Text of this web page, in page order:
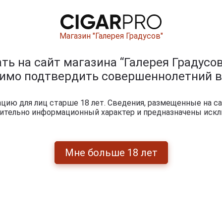
в
Armagnac Maison
Арманьяк Мейсон
упаковке
10 952 руб.
Арманьяк Мейсон
Желас 1988г 0.7л в
деревянной
упаковке
13 175 руб.
по году производства
Магазин "Галерея Градусов"
на сайт магазина “Галерея
подтвердить совершеннолетний
для лиц старше 18 лет. Сведения, размещенные на
информационный характер и предназначены
Мне больше 18 лет